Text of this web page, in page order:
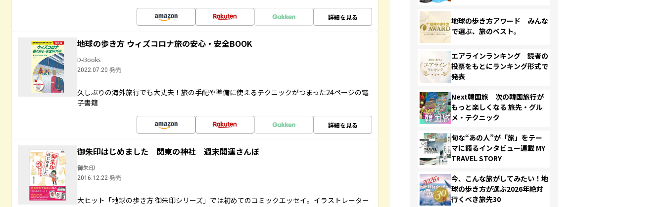
詳細を見る
地球の歩き方 ウィズコロナ旅の安心・安全BOOK
D-Books
2022.07.20 発売
久しぶりの海外旅行でも大丈夫！旅の手配や準備に使えるテクニックがつまった24ページの電
子書籍
詳細を見る
御朱印はじめました 関東の神社 週末開運さんぽ
御朱印
2016.12.22 発売
大ヒット「地球の歩き方 御朱印シリーズ」では初めてのコミックエッセイ。イラストレーター
地球の歩き方アワード みんな
で選ぶ、旅のベスト。
エアラインランキング 読者の
投票をもとにランキング形式で
発表
Next韓国旅 次の韓国旅行が
もっと楽しくなる 旅先・グル
メ・テクニック
旬な“あの人”が「旅」をテー
マに語るインタビュー連載 MY
TRAVEL STORY
今、こんな旅がしてみたい！地
球の歩き方が選ぶ2026年絶対
行くべき旅先30